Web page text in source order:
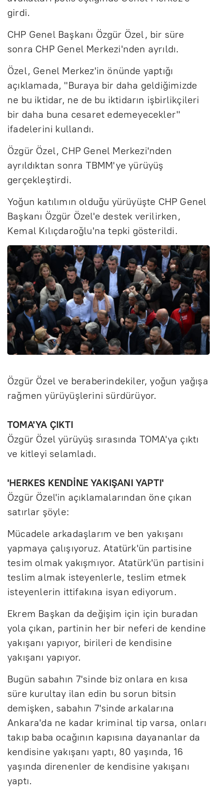
girdi.
CHP Genel Başkanı Özgür Özel, bir süre
sonra CHP Genel Merkezi'nden ayrıldı.
Özel, Genel Merkez'in önünde yaptığı
açıklamada, "Buraya bir daha geldiğimizde
ne bu iktidar, ne de bu iktidarın işbirlikçileri
bir daha buna cesaret edemeyecekler"
ifadelerini kullandı.
Özgür Özel, CHP Genel Merkezi'nden
ayrıldıktan sonra TBMM'ye yürüyüş
gerçekleştirdi.
Yoğun katılımın olduğu yürüyüşte CHP Genel
Başkanı Özgür Özel'e destek verilirken,
Kemal Kılıçdaroğlu'na tepki gösterildi.
Özgür Özel ve beraberindekiler, yoğun yağışa
rağmen yürüyüşlerini sürdürüyor.
TOMA'YA ÇIKTI
Özgür Özel yürüyüş sırasında TOMA'ya çıktı
ve kitleyi selamladı.
'HERKES KENDİNE YAKIŞANI YAPTI'
Özgür Özel'in açıklamalarından öne çıkan
satırlar şöyle:
Mücadele arkadaşlarım ve ben yakışanı
yapmaya çalışıyoruz. Atatürk'ün partisine
tesim olmak yakışmıyor. Atatürk'ün partisini
teslim almak isteyenlerle, teslim etmek
isteyenlerin ittifakına isyan ediyorum.
Ekrem Başkan da değişim için için buradan
yola çıkan, partinin her bir neferi de kendine
yakışanı yapıyor, birileri de kendisine
yakışanı yapıyor.
Bugün sabahın 7'sinde biz onlara en kısa
süre kurultay ilan edin bu sorun bitsin
demişken, sabahın 7'sinde arkalarına
Ankara'da ne kadar kriminal tip varsa, onları
takıp baba ocağının kapısına dayananlar da
kendisine yakışanı yaptı, 80 yaşında, 16
yaşında direnenler de kendisine yakışanı
yaptı.